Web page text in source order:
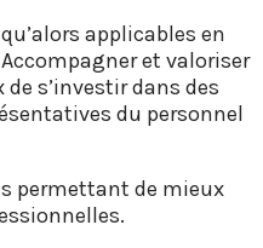
applicables en
et valoriser
s’investir dans des
du personnel
permettant de mieux